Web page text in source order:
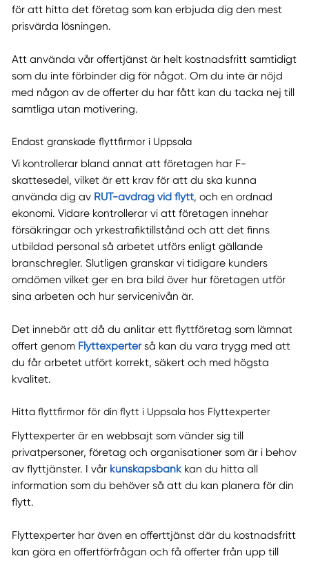
för att hitta det företag som kan erbjuda dig den mest
prisvärda lösningen.
Att använda vår offertjänst är helt kostnadsfritt samtidigt
som du inte förbinder dig för något. Om du inte är nöjd
med någon av de offerter du har fått kan du tacka nej till
samtliga utan motivering.
Endast granskade flyttfirmor i Uppsala
Vi kontrollerar bland annat att företagen har F-
skattesedel, vilket är ett krav för att du ska kunna
använda dig av RUT-avdrag vid flytt, och en ordnad
ekonomi. Vidare kontrollerar vi att företagen innehar
försäkringar och yrkestrafiktillstånd och att det finns
utbildad personal så arbetet utförs enligt gällande
branschregler. Slutligen granskar vi tidigare kunders
omdömen vilket ger en bra bild över hur företagen utför
sina arbeten och hur servicenivån är.
Det innebär att då du anlitar ett flyttföretag som lämnat
offert genom Flyttexperterså kan du vara trygg med att
du får arbetet utfört korrekt, säkert och med högsta
kvalitet.
Hitta flyttfirmor för din flytt i Uppsala hos Flyttexperter
Flyttexperter är en webbsajt som vänder sig till
privatpersoner, företag och organisationer som är i behov
av flyttjänster. I vår kunskapsbank kan du hitta all
information som du behöver så att du kan planera för din
flytt.
Flyttexperter har även en offerttjänst där du kostnadsfritt
kan göra en offertförfrågan och få offerter från upp till